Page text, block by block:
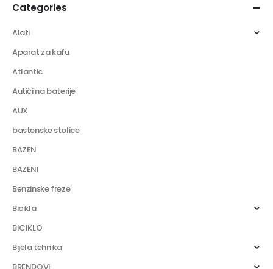
Categories
Alati
Aparat za kafu
Atlantic
Autići na baterije
AUX
bastenske stolice
BAZEN
BAZENI
Benzinske freze
Bicikla
BICIKLO
Bijela tehnika
BRENDOVI